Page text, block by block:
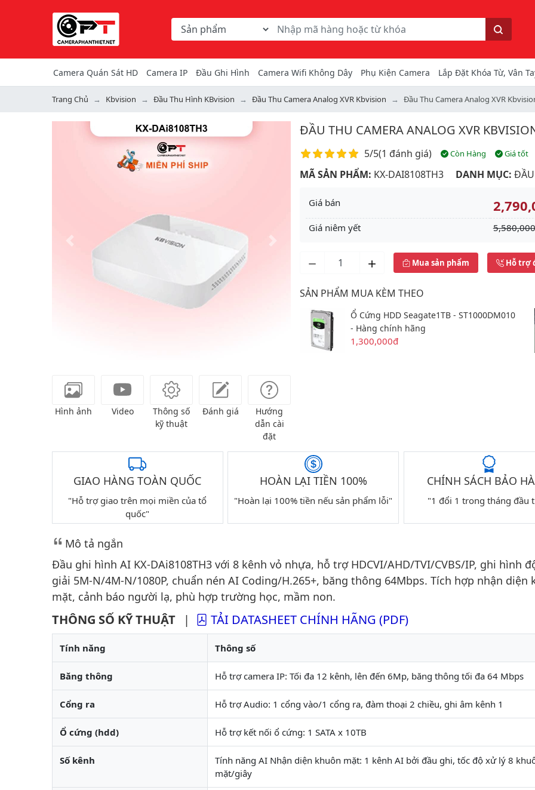
Chọn danh mục tìm kiếm
Từ khóa hoặc mã hàng
Tìm kiếm
Camera Quán Sát HD Camera IP Đầu Ghi Hình Camera Wifi Không Dây Phụ Kiện Camera Lắp Đặt Khóa Từ, Vân
Trang Chủ Kbvision Đầu Thu Hình KBvision Đầu Thu Camera Analog XVR Kbvision Đầu Thu Camera Analog XVR
Previous
Hình ảnh Video
Thông số
kỹ thuật
Đánh giá
Hướng
dẫn cài
đặt
ĐẦU THU CAMERA ANALOG XVR
Điểm đánh giá
5/5(1 đánh giá) Còn Hàng Giá tốt
MÃ SẢN PHẨM: KX-DAI8108TH3 DANH MỤC: ĐẦU
Giá bán
Giá niêm yết
Mua sản phẩm Hỗ trợ
SẢN PHẨM MUA KÈM THEO
Ổ Cứng HDD Seagate1TB - ST1000DM010
- Hàng chính hãng
1,300,000đ
GIAO HÀNG TOÀN QUỐC
"Hỗ trợ giao trên mọi miền của tổ
quốc"
HOÀN LẠI TIỀN 100%
"Hoàn lại 100% tiền nếu sản phẩm lỗi"
CHÍNH SÁCH BẢO
"1 đổi 1 trong tháng đầu
Mô tả ngắn
Đầu ghi hình AI KX-DAi8108TH3 với 8 kênh vỏ nhựa, hỗ trợ HDCVI/AHD/TVI/CVBS/IP, ghi hình
giải 5M-N/4M-N/1080P, chuẩn nén AI Coding/H.265+, băng thông 64Mbps. Tích hợp nhận diện
mặt, cảnh báo người lạ, phù hợp trường học, mầm non.
THÔNG SỐ KỸ THUẬT | TẢI DATASHEET CHÍNH HÃNG (PDF)
Tính năng Thông số
Băng thông Hỗ trợ camera IP: Tối đa 12 kênh, lên đến 6Mp, băng thông tối đa 64 Mbps
Cổng ra Hỗ trợ Audio: 1 cổng vào/1 cổng ra, đàm thoại 2 chiều, ghi âm kênh 1
Ổ cứng (hdd) Hỗ trợ kết nối ổ cứng: 1 SATA x 10TB
Số kênh
Tính năng AI Nhận diện khuôn mặt: 1 kênh AI bởi đầu ghi, tốc độ xử lý 8
mặt/giây